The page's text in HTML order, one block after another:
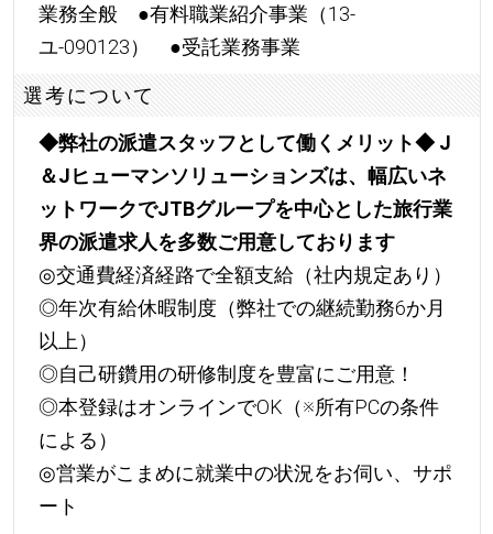
業務全般 ●有料職業紹介事業（13-
ユ-090123） ●受託業務事業
選考について
◆弊社の派遣スタッフとして働くメリット◆ J
＆Jヒューマンソリューションズは、幅広いネ
ットワークでJTBグループを中心とした旅行業
界の派遣求人を多数ご用意しております
◎交通費経済経路で全額支給（社内規定あり）
◎年次有給休暇制度（弊社での継続勤務6か月
以上）
◎自己研鑽用の研修制度を豊富にご用意！
◎本登録はオンラインでOK（※所有PCの条件
による）
◎営業がこまめに就業中の状況をお伺い、サポ
ート